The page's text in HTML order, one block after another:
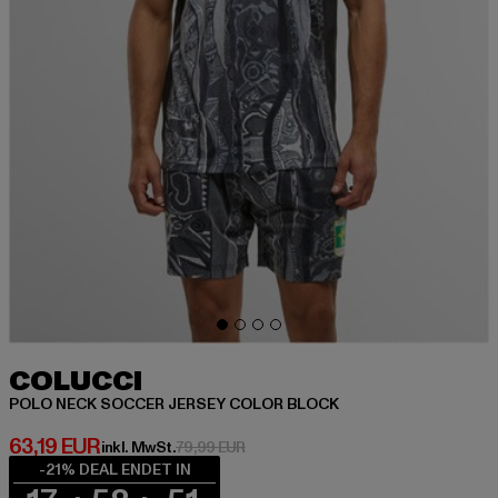
COLUCCI
POLO NECK SOCCER JERSEY COLOR BLOCK
63,19 EUR
Derzeitiger Preis: 63,19 EUR
inkl. MwSt.79,99 EURAktionspreis: 79,99 EUR
-21% DEAL ENDET IN